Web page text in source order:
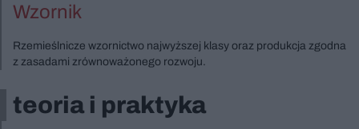
Wzornik
Rzemieślnicze wzornictwo najwyższej klasy oraz produkcja zgodna
z zasadami zrównoważonego rozwoju.
teoria i praktyka